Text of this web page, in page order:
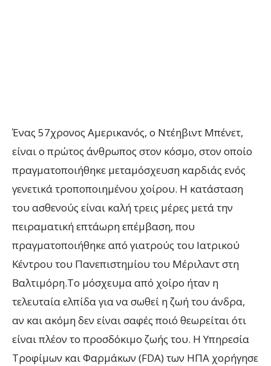
Ένας 57χρονος Αμερικανός, ο Ντέηβιντ Μπένετ,
είναι ο πρώτος άνθρωπος στον κόσμο, στον οποίο
πραγματοποιήθηκε μεταμόσχευση καρδιάς ενός
γενετικά τροποποιημένου χοίρου. Η κατάσταση
του ασθενούς είναι καλή τρεις μέρες μετά την
πειραματική επτάωρη επέμβαση, που
πραγματοποιήθηκε από γιατρούς του Ιατρικού
Κέντρου του Πανεπιστημίου του Μέριλαντ στη
Βαλτιμόρη.Το μόσχευμα από χοίρο ήταν η
τελευταία ελπίδα για να σωθεί η ζωή του άνδρα,
αν και ακόμη δεν είναι σαφές ποιό θεωρείται ότι
είναι πλέον το προσδόκιμο ζωής του. Η Υπηρεσία
Τροφίμων και Φαρμάκων (FDA) των ΗΠΑ χορήγησε